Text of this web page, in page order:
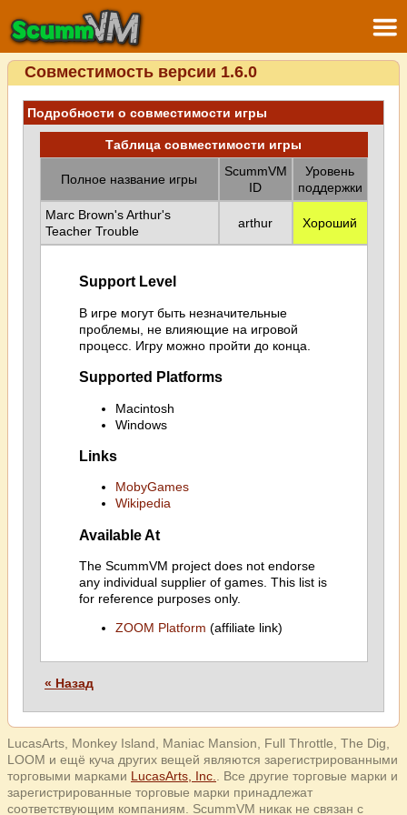
Совместимость версии 1.6.0
Подробности о совместимости игры
Таблица совместимости игры
Полное название игры
ScummVM
ID
Уровень
поддержки
Marc Brown's Arthur's
Teacher Trouble
arthur Хороший
Support Level
В игре могут быть незначительные
проблемы, не влияющие на игровой
процесс. Игру можно пройти до конца.
Supported Platforms
Macintosh
Windows
Links
MobyGames
Wikipedia
Available At
The ScummVM project does not endorse
any individual supplier of games. This list is
for reference purposes only.
ZOOM Platform (affiliate link)
« Назад
LucasArts, Monkey Island, Maniac Mansion, Full Throttle, The Dig,
LOOM и ещё куча других вещей являются зарегистрированными
торговыми марками LucasArts, Inc.
. Все другие торговые марки и
зарегистрированные торговые марки принадлежат
соответствующим компаниям. ScummVM никак не связан с